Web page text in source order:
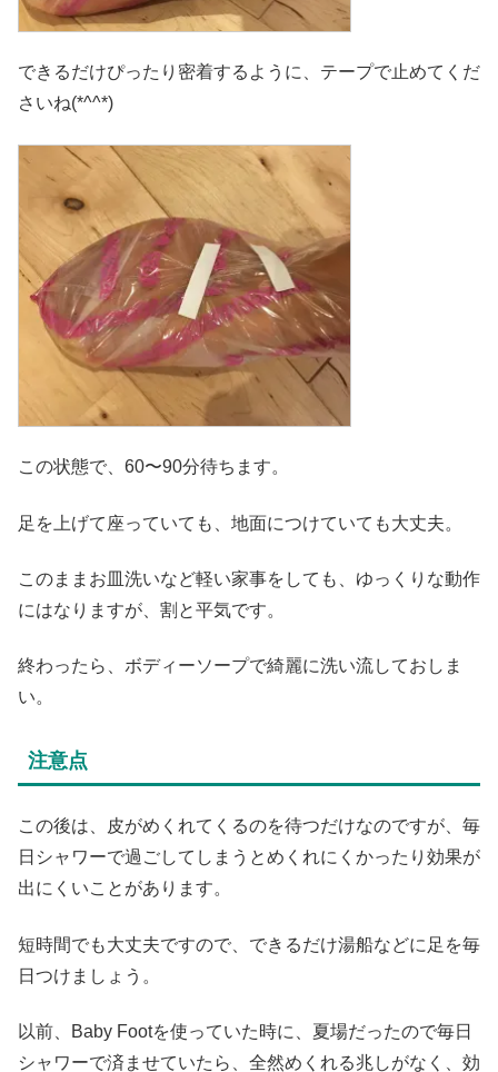
できるだけぴったり密着するように、テープで止めてくだ
さいね(*^^*)
この状態で、60〜90分待ちます。
足を上げて座っていても、地面につけていても大丈夫。
このままお皿洗いなど軽い家事をしても、ゆっくりな動作
にはなりますが、割と平気です。
終わったら、ボディーソープで綺麗に洗い流しておしま
い。
注意点
この後は、皮がめくれてくるのを待つだけなのですが、毎
日シャワーで過ごしてしまうとめくれにくかったり効果が
出にくいことがあります。
短時間でも大丈夫ですので、できるだけ湯船などに足を毎
日つけましょう。
以前、Baby Footを使っていた時に、夏場だったので毎日
シャワーで済ませていたら、全然めくれる兆しがなく、効